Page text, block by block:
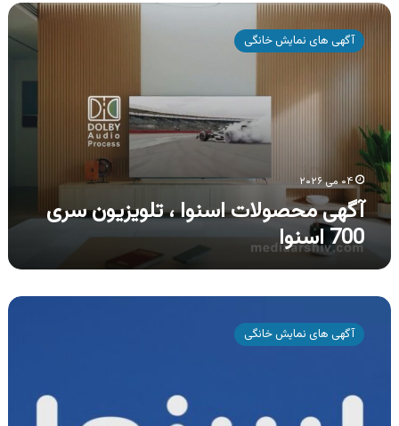
آگهی
محصولات
700
اسنوا
آگهی های نمایش خانگی
۰۴ می ۲۰۲۶
آگهی محصولات اسنوا ، تلویزیون سری
700 اسنوا
آگهی
محصولات
فروش
آگهی های نمایش خانگی